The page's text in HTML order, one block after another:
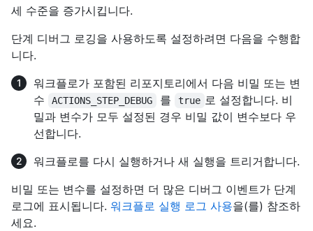
세 수준을 증가시킵니다.
단계 디버그 로깅을 사용하도록 설정하려면 다음을 수행합
니다.
워크플로가 포함된 리포지토리에서 다음 비밀 또는 변
수
ACTIONS_STEP_DEBUG 를 true 로 설정합니다. 비
밀과 변수가 모두 설정된 경우 비밀 값이 변수보다 우
선합니다.
워크플로를 다시 실행하거나 새 실행을 트리거합니다.
비밀 또는 변수를 설정하면 더 많은 디버그 이벤트가 단계
로그에 표시됩니다. 워크플로 실행 로그 사용을(를) 참조하
세요.